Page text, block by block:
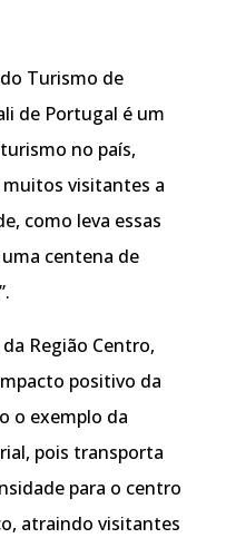
Turismo de
de Portugal é um
no país,
muitos visitantes a
como leva essas
centena de
Região Centro,
positivo da
o exemplo da
pois transporta
para o centro
atraindo visitantes